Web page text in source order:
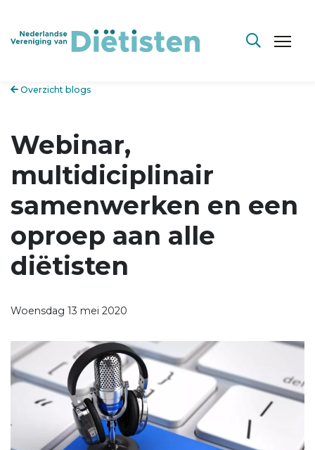
Overzicht blogs
Webinar,
multidiciplinair
samenwerken en een
oproep aan alle
diëtisten
Woensdag 13 mei 2020